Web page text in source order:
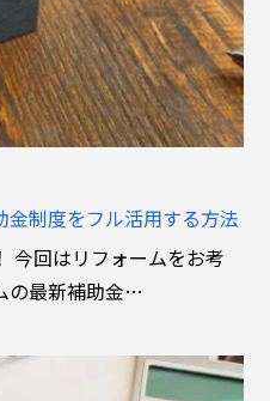
制度をフル活用する方法
今回はリフォームをお考
の最新補助金…